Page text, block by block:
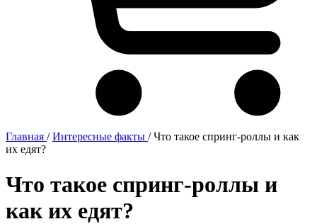
Главная / Интересные факты / Что такое спринг-роллы и как
их едят?
Что такое спринг-роллы и
как их едят?